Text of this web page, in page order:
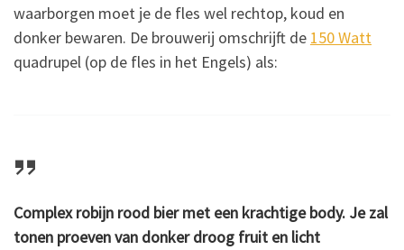
waarborgen moet je de fles wel rechtop, koud en
donker bewaren. De brouwerij omschrijft de 150 Watt
quadrupel (op de fles in het Engels) als:
Complex robijn rood bier met een krachtige body. Je zal
tonen proeven van donker droog fruit en licht